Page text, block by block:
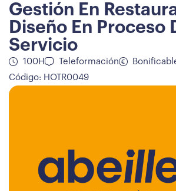
Gestión En
Diseño En Proceso
Servicio
100H Teleformación
Código: HOTR0049